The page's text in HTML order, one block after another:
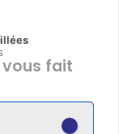
fait